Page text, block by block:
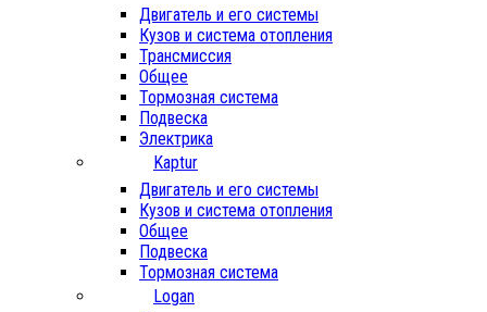
Двигатель и его системы
Кузов и система отопления
Трансмиссия
Общее
Тормозная система
Подвеска
Электрика
Kaptur
Двигатель и его системы
Кузов и система отопления
Общее
Подвеска
Тормозная система
Logan